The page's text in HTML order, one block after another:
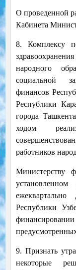
О проведенной
Кабинета
8. Комплексу
народного
социальной
финансов
Республики
города
ходом
работников
Министерству
Республики
9. Признать
некоторые